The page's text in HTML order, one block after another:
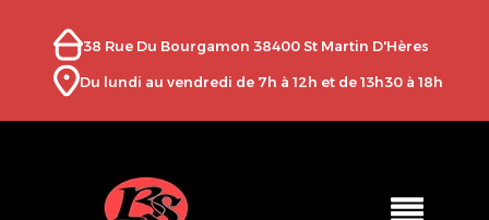
38 Rue Du Bourgamon 38400 St Martin D'Hères
Du lundi au vendredi de 7h à 12h et de 13h30 à 18h